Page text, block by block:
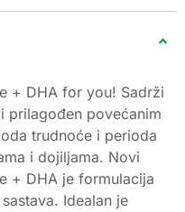
+ DHA for you! Sadrži
prilagođen povećanim
trudnoće i perioda
i dojiljama. Novi
+ DHA je formulacija
Idealan je